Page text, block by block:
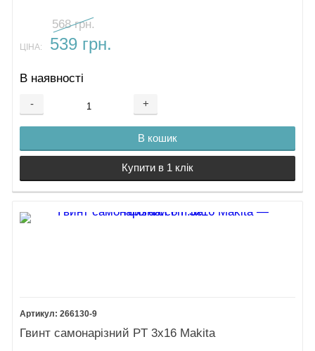
568 грн.
ЦІНА: 539 грн.
В наявності
- +
В кошик
Купити в 1 клік
266130-9
Гвинт самонарізний PT 3х16 Makita